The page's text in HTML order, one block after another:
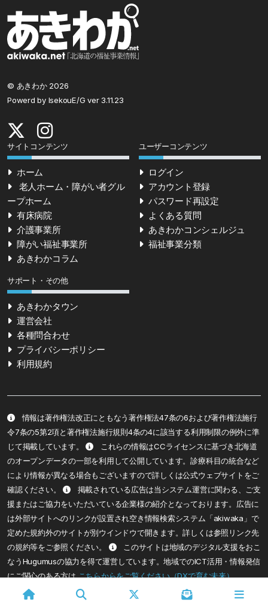
© あきわか 2026
Powerd by IsekouE/G ver 3.11.23
サイトコンテンツ
ホーム
老人ホーム・障がい者グル
ープホーム
有床病院
介護事業所
障がい福祉事業所
あきわかコラム
ユーザーコンテンツ
ログイン
アカウント登録
パスワード再設定
よくある質問
あきわかコンシェルジュ
福祉事業分類
サポート・その他
あきわかタウン
運営会社
各種問合わせ
プライバシーポリシー
利用規約
情報は著作権法改正にともなう著作権法47条の6および著作権法施行
令7条の5第2項と著作権法施行規則4条の4に該当する利用制限の例外に準
じて掲載しています。
これらの情報はCCライセンスに基づき北海道
のオープンデータの一部を利用して公開しています。診療科目の統合など
により情報が異なる場合もございますので詳しくは公式ウェブサイトをご
確認ください。
掲載されている広告は当システム運営に関わる、ご支
援またはご協力をいただいている企業様の紹介となっております。広告に
は外部サイトへのリンクが設置され空き情報検索システム「akiwaka」で
定めた規約外のサイトが別ウインドウで開きます。詳しくは参照リンク先
の規約等をご参照ください。
このサイトは地域のデジタル支援をおこ
なうHugumusの協力を得て運営しています。地域でのICT活用・情報発信
にご関心のある方はこちらからをご覧ください（DXで育む未来）